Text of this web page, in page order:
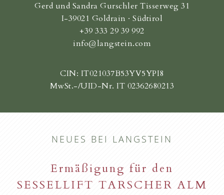
Gerd und Sandra Gurschler Tisserweg 31
I-39021 Goldrain · Südtirol
+39 333 29 39 992
info@langstein.com
CIN: IT021037B53YV5YPI8
MwSt.-/UID-Nr. IT 02362680213
NEUES BEI LANGSTEIN
Ermäßigung für den
SESSELLIFT TARSCHER ALM